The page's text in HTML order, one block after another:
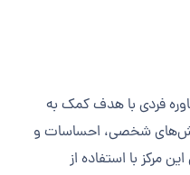
فردی با هدف کمک به
شخصی، احساسات و
مرکز با استفاده از